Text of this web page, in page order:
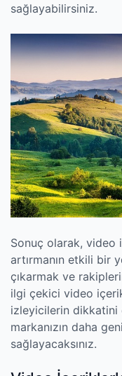
sağlayabilirsiniz.
Sonuç olarak, video
artırmanın etkili bir
çıkarmak ve
ilgi çekici video
izleyicilerin dikkatini
markanızın daha
sağlayacaksınız.